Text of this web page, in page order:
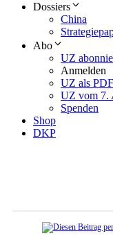
Dossiers
China
Abo
UZ
Anmelden
UZ als
UZ vom 7.
Spenden
Shop
DKP